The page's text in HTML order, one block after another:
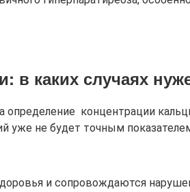
: в каких случаях
концентрации
не будет точным
и сопровождаются